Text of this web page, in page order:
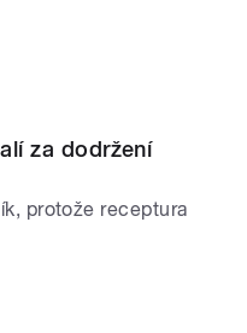
za dodržení
protože receptura